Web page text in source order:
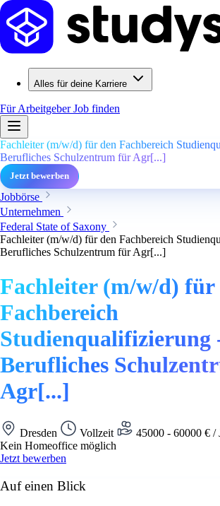
Alles für deine Karriere
Für ArbeitgeberJob finden
Fachleiter (m/w/d) für den Fachbereich
Berufliches Schulzentrum für Agr[...]
Jetzt bewerben
Jobbörse
Unternehmen
Federal State of Saxony
Fachleiter (m/w/d) für den Fachbereich
Berufliches Schulzentrum für Agr[...]
Fachleiter (m/w/d) für
Fachbereich
Studienqualifizierung
Berufliches
Agr[...]
Dresden Vollzeit
45000 - 60000 € /
Kein Homeoffice möglich
Jetzt bewerben
Auf einen Blick